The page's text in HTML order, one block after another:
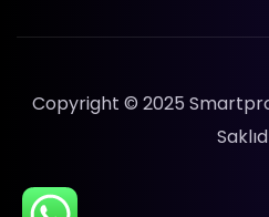
Copyright © 2025